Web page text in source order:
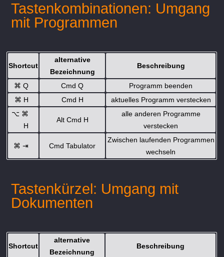
Tastenkombinationen: Umgang
mit Programmen
Shortcut
alternative
Bezeichnung
Beschreibung
⌘ Q Cmd Q
Programm beenden
⌘ H Cmd H
aktuelles Programm verstecken
⌥ ⌘
H
Alt Cmd H
alle anderen Programme
verstecken
⌘ ⇥ Cmd Tabulator
Zwischen laufenden Programmen
wechseln
Tastenkürzel: Umgang mit
Dokumenten
Shortcut
alternative
Bezeichnung
Beschreibung